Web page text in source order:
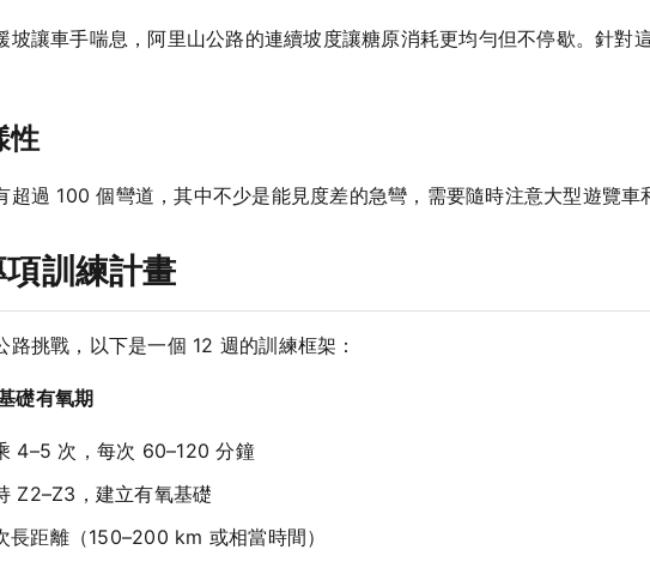
坡讓車手喘息，阿里山公路的連續坡度讓糖原消耗更均勻但不停歇。針對
性
超過 100 個彎道，其中不少是能見度差的急彎，需要隨時注意大型遊覽車
訓練計畫
路挑戰，以下是一個 12 週的訓練框架：
礎有氧期
4–5 次，每次 60–120 分鐘
Z2–Z3，建立有氧基礎
長距離（150–200 km 或相當時間）